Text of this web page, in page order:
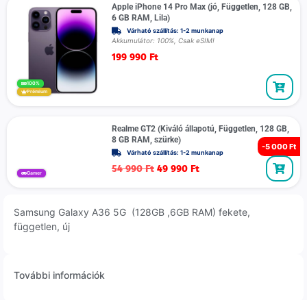
100%
Prémium
Apple iPhone 14 Pro Max (jó, Független, 128 GB,
6 GB RAM, Lila)
Várható szállítás: 1-2 munkanap
Akkumulátor: 100%, Csak eSIM!
199 990 Ft
-5 000 Ft
Gamer
Realme GT2 (Kiváló állapotú, Független, 128 GB,
8 GB RAM, szürke)
Várható szállítás: 1-2 munkanap
54 990Ft 49 990 Ft
Samsung Galaxy A36 5G (128GB ,6GB RAM) fekete,
független, új
További információk